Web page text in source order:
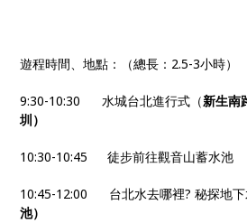
遊程時間、地點：（總長：2.5-3小時）
9:30-10:30 水城台北進行式（新生南
圳）
10:30-10:45 徒步前往觀音山蓄水池
10:45-12:00 台北水去哪裡? 秘探地下
池）